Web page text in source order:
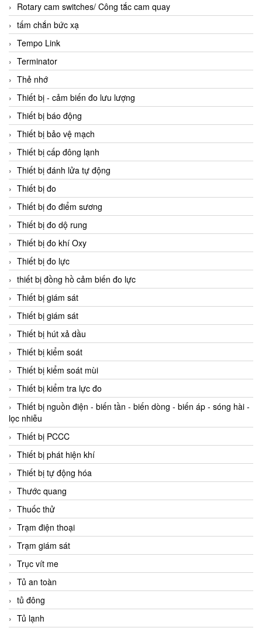
Rotary cam switches/ Công tắc cam quay
tấm chắn bức xạ
Tempo Link
Terminator
Thẻ nhớ
Thiết bị - cảm biến đo lưu lượng
Thiết bị báo động
Thiết bị bảo vệ mạch
Thiết bị cấp đông lạnh
Thiết bị đánh lửa tự động
Thiết bị đo
Thiết bị đo điểm sương
Thiết bị đo dộ rung
Thiết bị đo khí Oxy
Thiết bị đo lực
thiết bị đồng hồ cảm biến đo lực
Thiết bị giám sát
Thiết bị giám sát
Thiết bị hút xả dầu
Thiết bị kiểm soát
Thiết bị kiểm soát mùi
Thiết bị kiểm tra lực đo
Thiết bị nguồn điện - biến tần - biến dòng - biến áp - sóng hài -
lọc nhiễu
Thiết bị PCCC
Thiết bị phát hiện khí
Thiết bị tự động hóa
Thước quang
Thuốc thử
Trạm điện thoại
Trạm giám sát
Trục vít me
Tủ an toàn
tủ đông
Tủ lạnh